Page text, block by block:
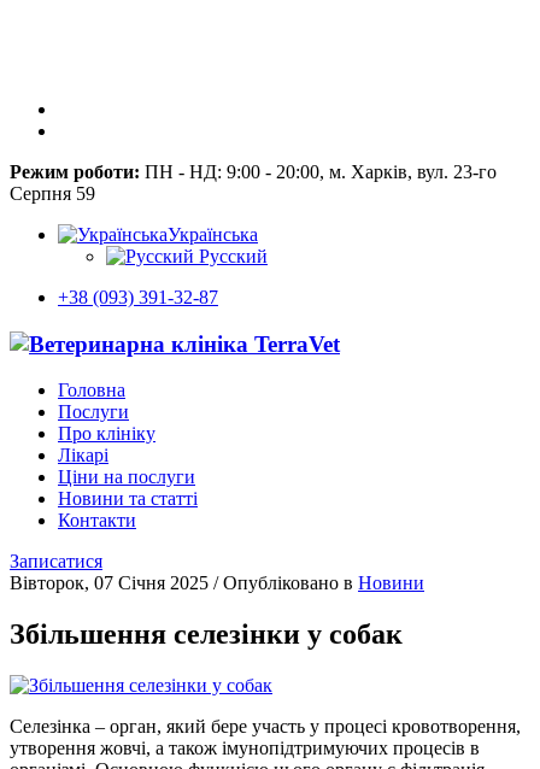
Режим роботи: ПН - НД: 9:00 - 20:00, м. Харків, вул. 23-го
Серпня 59
Українська
Русский
+38 (093) 391-32-87
Головна
Послуги
Про клініку
Лікарі
Ціни на послуги
Новини та статті
Контакти
Записатися
Вівторок, 07 Січня 2025 /Опубліковано в Новини
Збільшення селезінки у собак
Селезінка – орган, який бере участь у процесі кровотворення,
утворення жовчі, а також імунопідтримуючих процесів в